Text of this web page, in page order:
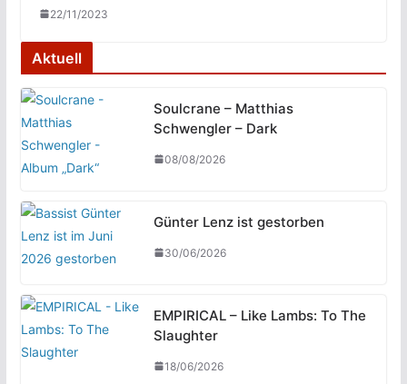
22/11/2023
Aktuell
Soulcrane – Matthias
Schwengler – Dark
08/08/2026
Günter Lenz ist gestorben
30/06/2026
EMPIRICAL – Like Lambs: To The
Slaughter
18/06/2026